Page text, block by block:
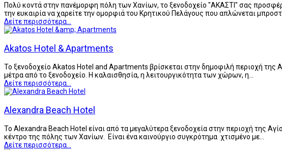
Πολύ κοντά στην πανέμορφη πόλη των Χανίων, το ξενοδοχείο "ΑΚΑΣΤΙ" σας
την ευκαιρία να χαρείτε την ομορφιά του Κρητικού Πελάγους που απλώνεται
Δείτε περισσότερα...
Akatos Hotel & Apartments
Το ξενοδοχείο Akatos Hotel and Apartments βρίσκεται στην δημοφιλή περιοχή
μέτρα από το ξενοδοχείο. Η καλαισθησία, η λειτουργικότητα των χώρων, η…
Δείτε περισσότερα...
Alexandra Beach Hotel
Το Alexandra Beach Hotel είναι από τα μεγαλύτερα ξενοδοχεία στην περιοχή της
κέντρο της πόλης των Χανίων. Είναι ένα καινούργιο συγκρότημα χτισμένο με…
Δείτε περισσότερα...